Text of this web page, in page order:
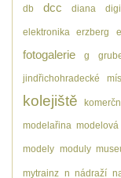
db dcc diana
elektronika erzberg
fotogalerie g
jindřichohradecké
kolejiště
modelařina modelová
modely moduly
mytrainz n nádraží